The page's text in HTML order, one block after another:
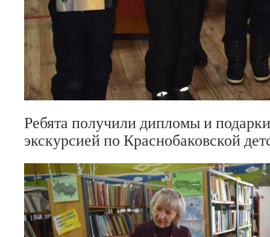
Ребята получили дипломы и
экскурсией по Краснобаковской